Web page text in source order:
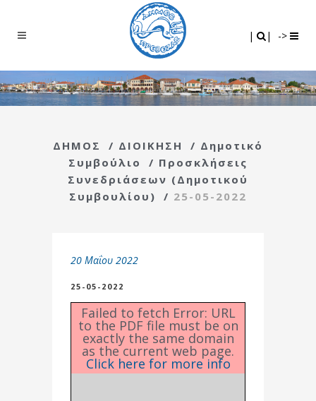
| | ->
ΔΗΜΟΣ / ΔΙΟΙΚΗΣΗ / Δημοτικό
Συμβούλιο
/ Προσκλήσεις
Συνεδριάσεων (Δημοτικού
Συμβουλίου)
/ 25-05-2022
20 Μαΐου 2022
25-05-2022
Failed to fetch Error: URL
to the PDF file must be on
exactly the same domain
as the current web page.
Click here for more info